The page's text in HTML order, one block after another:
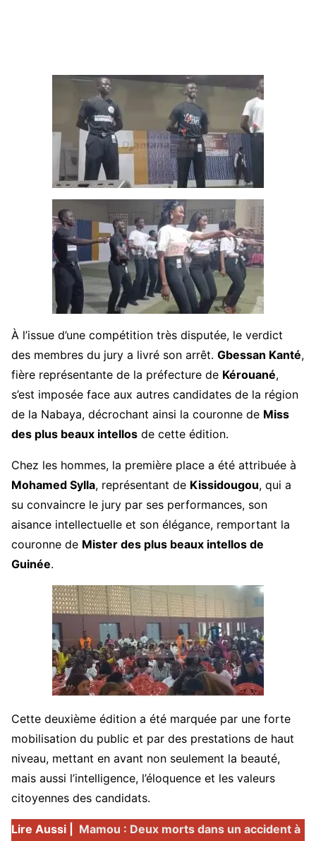
À l’issue d’une compétition très disputée, le verdict
des membres du jury a livré son arrêt. Gbessan Kanté,
fière représentante de la préfecture de Kérouané,
s’est imposée face aux autres candidates de la région
de la Nabaya, décrochant ainsi la couronne de Miss
des plus beaux intellos de cette édition.
Chez les hommes, la première place a été attribuée à
Mohamed Sylla, représentant de Kissidougou, qui a
su convaincre le jury par ses performances, son
aisance intellectuelle et son élégance, remportant la
couronne de Mister des plus beaux intellos de
Guinée.
Cette deuxième édition a été marquée par une forte
mobilisation du public et par des prestations de haut
niveau, mettant en avant non seulement la beauté,
mais aussi l’intelligence, l’éloquence et les valeurs
citoyennes des candidats.
Lire Aussi |
Mamou : Deux morts dans un accident à